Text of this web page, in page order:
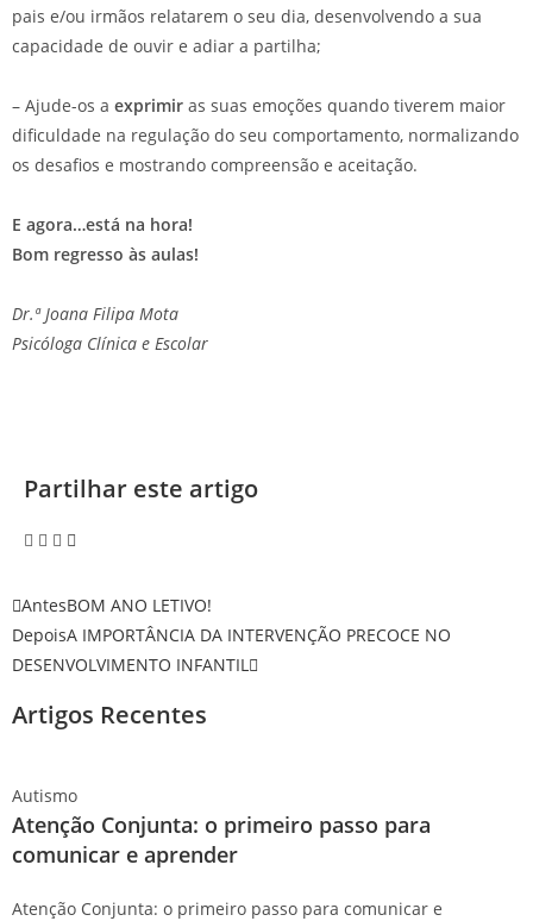
pais e/ou irmãos relatarem o seu dia, desenvolvendo a sua
capacidade de ouvir e adiar a partilha;
– Ajude-os a exprimir as suas emoções quando tiverem maior
dificuldade na regulação do seu comportamento, normalizando
os desafios e mostrando compreensão e aceitação.
E agora…está na hora!
Bom regresso às aulas!
Dr.ª Joana Filipa Mota
Psicóloga Clínica e Escolar
Partilhar este artigo
AntesBOM ANO LETIVO!
DepoisA IMPORTÂNCIA DA INTERVENÇÃO PRECOCE NO
DESENVOLVIMENTO INFANTIL
Artigos Recentes
Autismo
Atenção Conjunta: o primeiro passo para
comunicar e aprender
Atenção Conjunta: o primeiro passo para comunicar e